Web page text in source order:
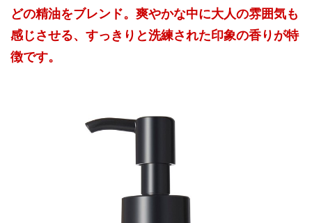
どの精油をブレンド。爽やかな中に大人の雰囲気も
感じさせる、すっきりと洗練された印象の香りが特
徴です。